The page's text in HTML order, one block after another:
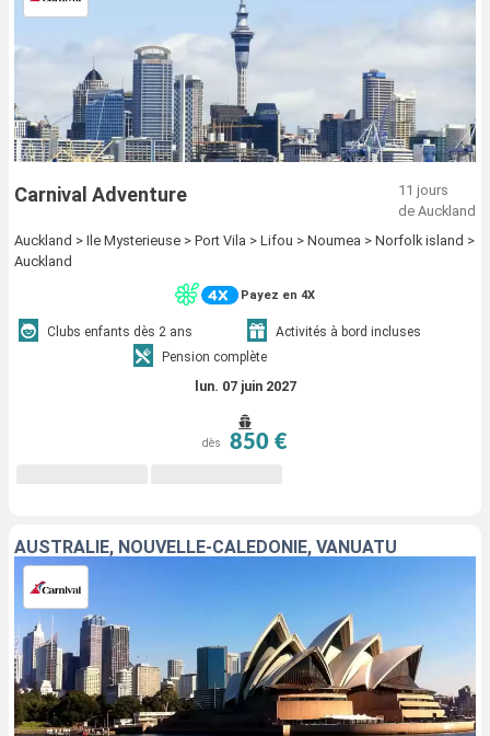
Carnival Adventure
11 jours
de Auckland
Auckland > Ile Mysterieuse > Port Vila > Lifou > Noumea > Norfolk island >
Auckland
Payez en 4X
Clubs enfants dès 2 ans
Activités à bord incluses
Pension complète
lun. 07 juin 2027
dès 850 €
AUSTRALIE, NOUVELLE-CALÉDONIE, VANUATU